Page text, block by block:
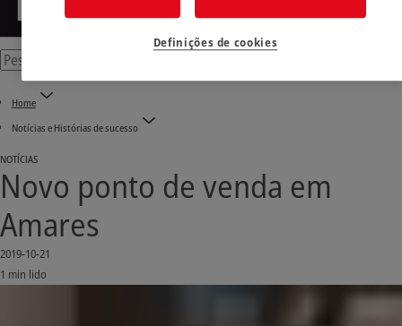
Home
Notícias e Histórias de sucesso
NOTÍCIAS
Novo ponto de venda em
Amares
2019-10-21
1 min lido
Definições de cookies